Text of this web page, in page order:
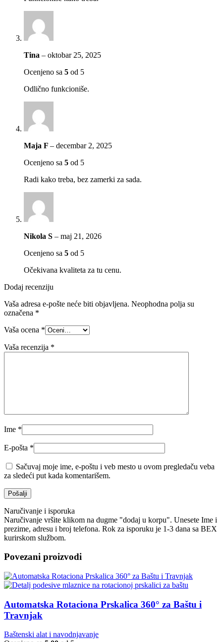
Tina – oktobar 25, 2025
Ocenjeno sa 5 od 5
Odlično funkcioniše.
Maja F – decembar 2, 2025
Ocenjeno sa 5 od 5
Radi kako treba, bez zamerki za sada.
Nikola S – maj 21, 2026
Ocenjeno sa 5 od 5
Očekivana kvaliteta za tu cenu.
Dodaj recenziju
Vaša adresa e-pošte neće biti objavljena. Neophodna polja su
označena *
Vaša ocena *
Vaša recenzija *
Ime *
E-pošta *
Sačuvaj moje ime, e-poštu i veb mesto u ovom pregledaču veba
za sledeći put kada komentarišem.
Naručivanje i isporuka
Naručivanje vršite klikom na dugme "dodaj u korpu". Unesete Ime i
prezime, adresu i broj telefona. Rok za isporuku je 1-3 dana sa BEX
kurirskom službom.
Povezani proizvodi
Automatska Rotaciona Prskalica 360° za Baštu i
Travnjak
Baštenski alat i navodnjavanje